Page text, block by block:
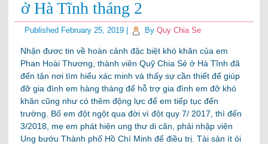
ở Hà Tĩnh tháng 2
Published February 25, 2019 By Quy Chia Se
Nhận đươc tin về hoàn cảnh đặc biệt khó khăn của em
Phan Hoài Thương, thành viên Quỹ Chia Sẻ ở Hà Tĩnh đã
đến tận nơi tìm hiểu xác minh và thấy sự cần thiết để giúp
đỡ gia đình em hàng tháng để hỗ trợ gia đình em đỡ khó
khăn cũng như có thêm động lực để em tiếp tục đến
trường. Bố em đột ngột qua đời vì đột qụy 7/ 2017, thì đến
3/2018, mẹ em phát hiện ung thư di căn, phải nhập viện
Ung bướu Thành phố Hồ Chí Minh để điều trị. Tài sản ít ỏi